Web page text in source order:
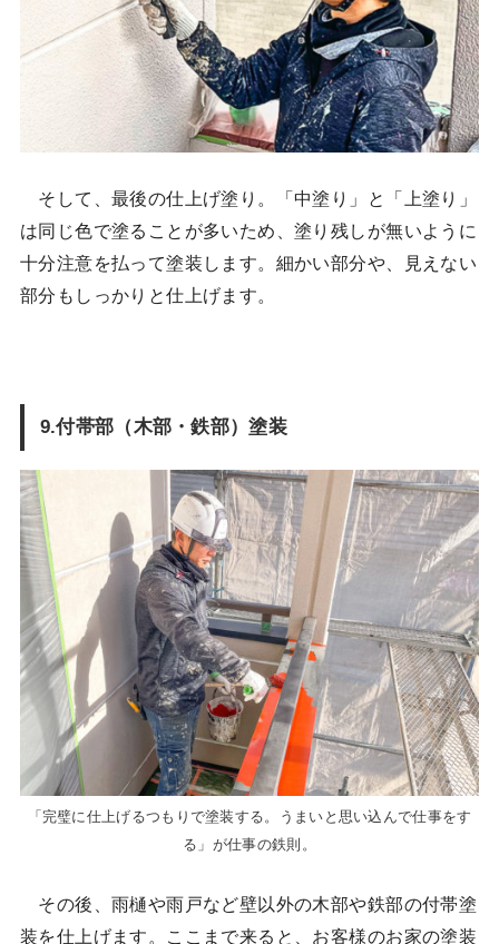
そして、最後の仕上げ塗り。「中塗り」と「上塗り」
は同じ色で塗ることが多いため、塗り残しが無いように
十分注意を払って塗装します。細かい部分や、見えない
部分もしっかりと仕上げます。
9.付帯部（木部・鉄部）塗装
「完璧に仕上げるつもりで塗装する。うまいと思い込んで仕事をす
る」が仕事の鉄則。
その後、雨樋や雨戸など壁以外の木部や鉄部の付帯塗
装を仕上げます。ここまで来ると、お客様のお家の塗装